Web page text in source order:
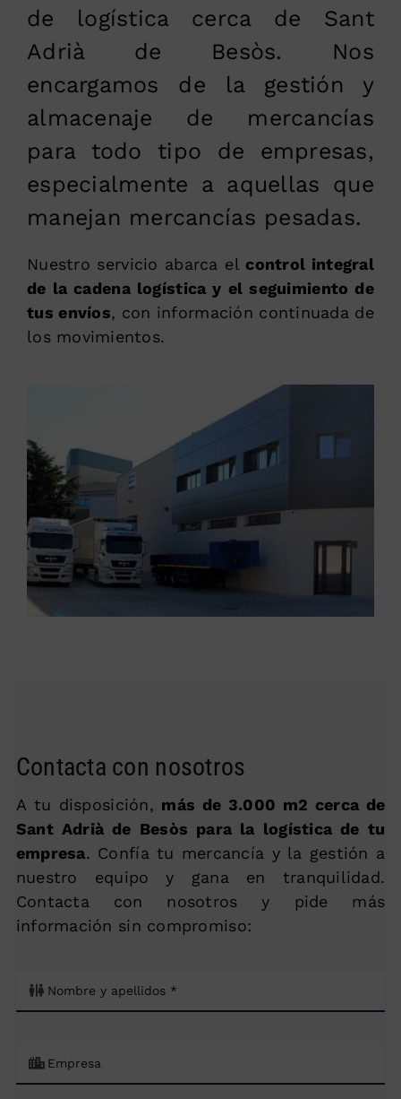
de logística cerca de Sant
Adrià de Besòs. Nos
encargamos de la gestión y
almacenaje de mercancías
para todo tipo de empresas,
especialmente a aquellas que
manejan mercancías pesadas.
Nuestro servicio abarca elcontrol integral
de la cadena logística y el seguimiento de
tus envíos, con información continuada de
los movimientos.
Contacta con nosotros
A tu disposición, más de 3.000 m2 cerca de
Sant Adrià de Besòs para la logística de tu
empresa. Confía tu mercancía y la gestión a
nuestro equipo y gana en tranquilidad.
Contacta con nosotros y pide más
información sin compromiso: